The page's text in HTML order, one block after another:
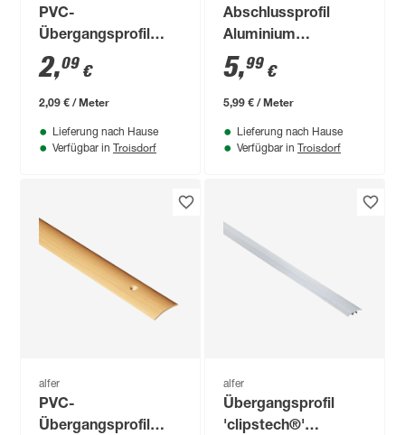
PVC-
Übergangsprofil
buchefarben 1000 x
30 mm
2,09 €
2,09 € / Meter
Lieferung nach Hause
Verfügbar in Troisdorf
Abschlussprofil
Aluminium
messingfarben 1000
x 30 mm
5,99 €
5,99 € / Meter
Lieferung nach Hause
Verfügbar in Troisdorf
alfer
PVC-
Übergangsprofil
alfer
Übergangsprofil
'clipstech®'